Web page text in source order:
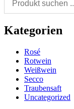
Kategorien
Rosé
Rotwein
Weißwein
Secco
Traubensaft
Uncategorized